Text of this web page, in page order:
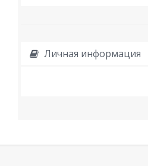
Личная информация